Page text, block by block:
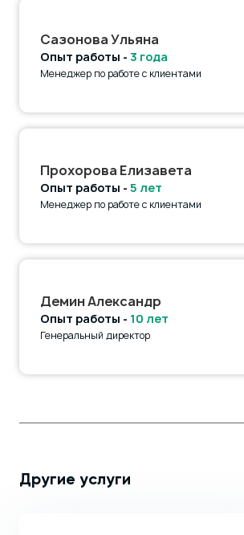
Сазонова Ульяна
Опыт работы - 3 года
Менеджер по работе с клиентами
Прохорова Елизавета
Опыт работы - 5 лет
Менеджер по работе с клиентами
Демин Александр
Опыт работы - 10 лет
Генеральный директор
Другие услуги